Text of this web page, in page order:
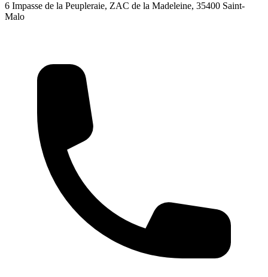
6 Impasse de la Peupleraie, ZAC de la Madeleine, 35400 Saint-
Malo